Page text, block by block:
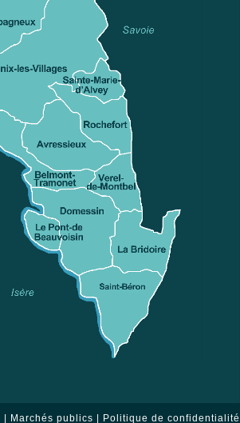
Marchés publics Politique de confidentialité